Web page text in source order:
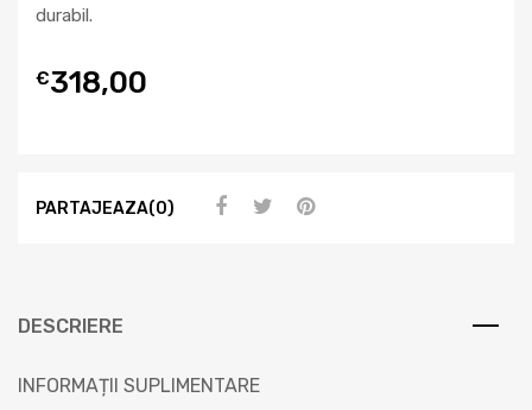
durabil.
€318,00
PARTAJEAZA(0)
DESCRIERE
INFORMAȚII SUPLIMENTARE